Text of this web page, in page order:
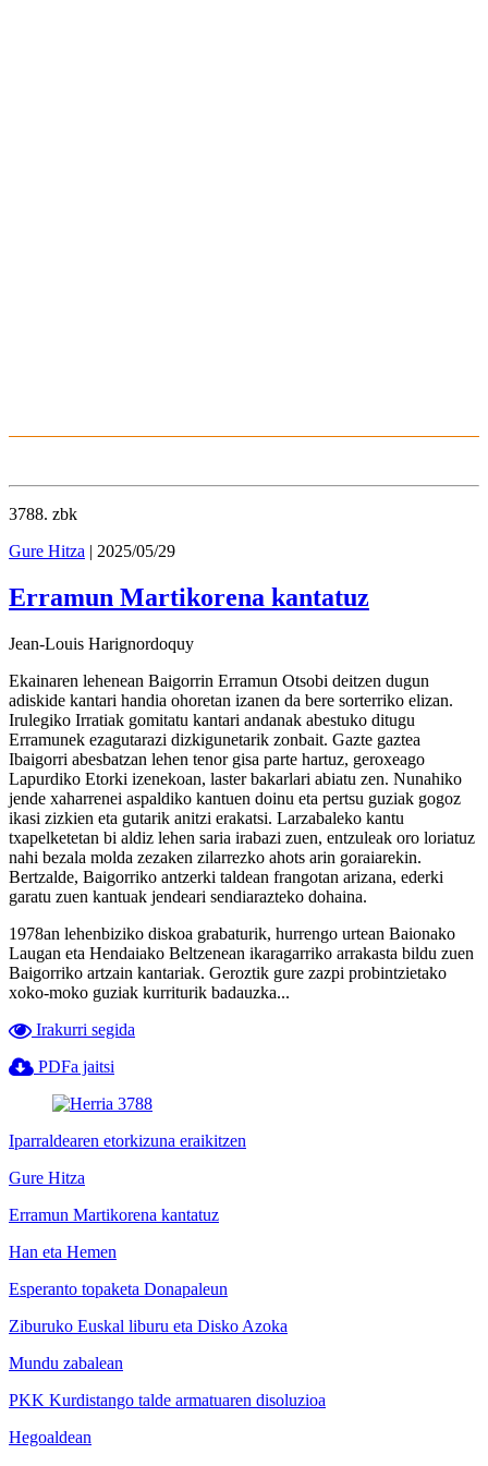
3788. zbk
Gure Hitza | 2025/05/29
Erramun Martikorena kantatuz
Jean-Louis Harignordoquy
Ekainaren lehenean Baigorrin Erramun Otsobi deitzen dugun
adiskide kantari handia ohoretan izanen da bere sorterriko elizan.
Irulegiko Irratiak gomitatu kantari andanak abestuko ditugu
Erramunek ezagutarazi dizkigunetarik zonbait. Gazte gaztea
Ibaigorri abesbatzan lehen tenor gisa parte hartuz, geroxeago
Lapurdiko Etorki izenekoan, laster bakarlari abiatu zen. Nunahiko
jende xaharrenei aspaldiko kantuen doinu eta pertsu guziak gogoz
ikasi zizkien eta gutarik anitzi erakatsi. Larzabaleko kantu
txapelketetan bi aldiz lehen saria irabazi zuen, entzuleak oro loriatuz
nahi bezala molda zezaken zilarrezko ahots arin goraiarekin.
Bertzalde, Baigorriko antzerki taldean frangotan arizana, ederki
garatu zuen kantuak jendeari sendiarazteko dohaina.
1978an lehenbiziko diskoa grabaturik, hurrengo urtean Baionako
Laugan eta Hendaiako Beltzenean ikaragarriko arrakasta bildu zuen
Baigorriko artzain kantariak. Geroztik gure zazpi probintzietako
xoko-moko guziak kurriturik badauzka...
Irakurri segida
PDFa jaitsi
Iparraldearen etorkizuna eraikitzen
Gure Hitza
Erramun Martikorena kantatuz
Han eta Hemen
Esperanto topaketa Donapaleun
Ziburuko Euskal liburu eta Disko Azoka
Mundu zabalean
PKK Kurdistango talde armatuaren disoluzioa
Hegoaldean